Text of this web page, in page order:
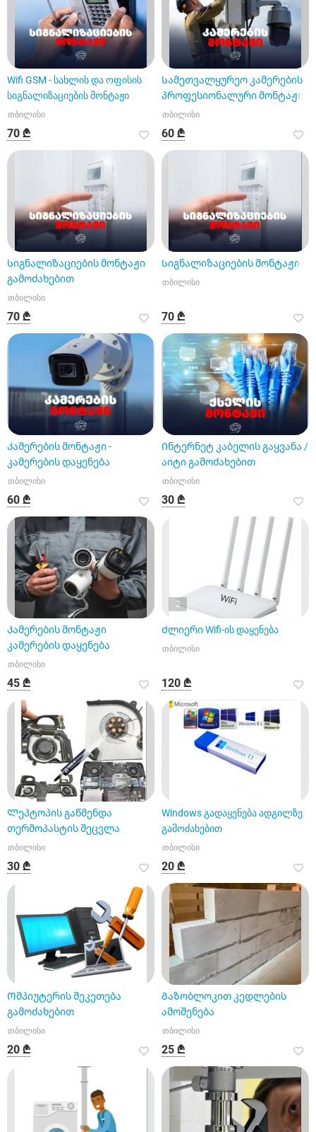
Wifi GSM - სახლის და ოფისის
სიგნალიზაციების მონტაჟი
თბილისი
70 ₾
Სამეთვალყურეო კამერების
პროფესიონალური მონტაჟი
თბილისი
60 ₾
Სიგნალიზაციების მონტაჟი
გამოძახებით
თბილისი
70 ₾
Სიგნალიზაციების მონტაჟი
თბილისი
70 ₾
Კამერების მონტაჟი -
კამერების დაყენება
თბილისი
60 ₾
Ინტერნეტ კაბელის გაყვანა /
აიტი გამოძახებით
თბილისი
30 ₾
Კამერების მონტაჟი
კამერების დაყენება
თბილისი
45 ₾
2
Ძლიერი Wifi-ის დაყენება
თბილისი
120 ₾
Ლეპტოპის გაწმენდა
თერმოპასტის შეცვლა
თბილისი
30 ₾
Windows გადაყენება ადგილზე
გამოძახებით
თბილისი
20 ₾
Ომპიუტერის შეკეთება
გამოძახებით
თბილისი
20 ₾
Გაზობლოკით კედლების
ამოშენება
თბილისი
25 ₾